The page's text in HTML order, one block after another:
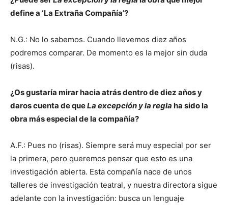
define a ‘La Extraña Compañía’?
N.G.: No lo sabemos. Cuando llevemos diez años
podremos comparar. De momento es la mejor sin duda
(risas).
¿Os gustaría mirar hacia atrás dentro de diez años y
daros cuenta de queLa excepción y la regla ha sido la
obra más especial de la compañía?
A.F.: Pues no (risas). Siempre será muy especial por ser
la primera, pero queremos pensar que esto es una
investigación abierta. Esta compañía nace de unos
talleres de investigación teatral, y nuestra directora sigue
adelante con la investigación: busca un lenguaje